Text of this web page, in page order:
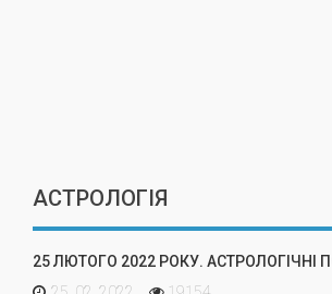
АСТРОЛОГІЯ
25 ЛЮТОГО 2022 РОКУ. АСТРОЛОГІЧНІ